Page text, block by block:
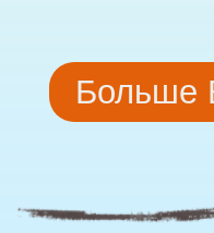
Больше